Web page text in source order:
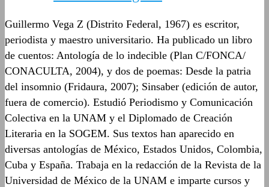
Guillermo Vega Z (Distrito Federal, 1967) es escritor,
periodista y maestro universitario. Ha publicado un libro
de cuentos: Antología de lo indecible (Plan C/FONCA/
CONACULTA, 2004), y dos de poemas: Desde la patria
del insomnio (Fridaura, 2007); Sinsaber (edición de autor,
fuera de comercio). Estudió Periodismo y Comunicación
Colectiva en la UNAM y el Diplomado de Creación
Literaria en la SOGEM. Sus textos han aparecido en
diversas antologías de México, Estados Unidos, Colombia,
Cuba y España. Trabaja en la redacción de la Revista de la
Universidad de México de la UNAM e imparte cursos y